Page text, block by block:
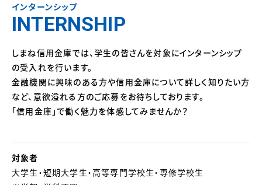
インターンシップ
INTERNSHIP
しまね信用金庫では、学生の皆さんを対象にインターンシップ
の受入れを行います。
金融機関に興味のある方や信用金庫について詳しく知りたい方
など、意欲溢れる方のご応募をお待ちしております。
「信用金庫」で働く魅力を体感してみませんか？
対象者
大学生・短期大学生・高等専門学校生・専修学校生